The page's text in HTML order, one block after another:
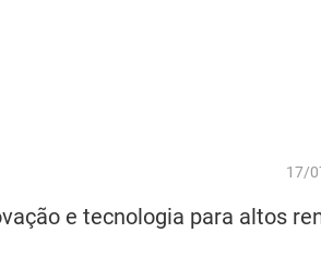
17/
e tecnologia para altos